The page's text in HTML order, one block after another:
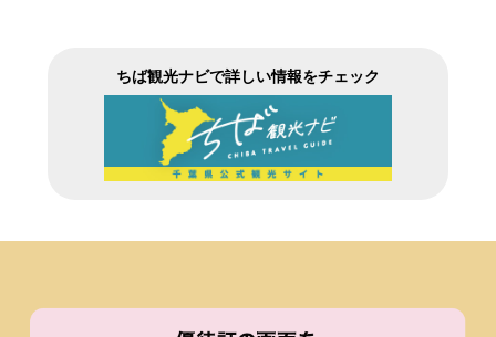
ちば観光ナビで詳しい情報をチェック